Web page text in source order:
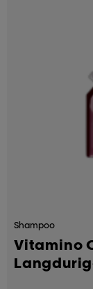
Shampoo
Vitamino